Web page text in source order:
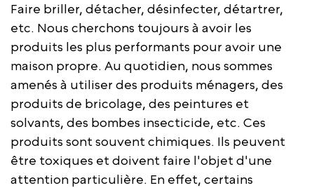
Faire briller, détacher, désinfecter, détartrer,
etc. Nous cherchons toujours à avoir les
produits les plus performants pour avoir une
maison propre. Au quotidien, nous sommes
amenés à utiliser des produits ménagers, des
produits de bricolage, des peintures et
solvants, des bombes insecticide, etc. Ces
produits sont souvent chimiques. Ils peuvent
être toxiques et doivent faire l'objet d'une
attention particulière. En effet, certains